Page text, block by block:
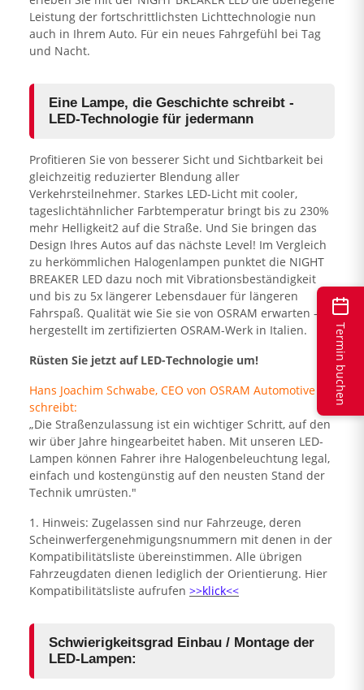
Leistung der fortschrittlichsten Lichttechnologie nun
auch in Ihrem Auto. Für ein neues Fahrgefühl bei Tag
und Nacht.
Eine Lampe, die Geschichte schreibt -
LED-Technologie für jedermann
Profitieren Sie von besserer Sicht und Sichtbarkeit bei
gleichzeitig reduzierter Blendung aller
Verkehrsteilnehmer. Starkes LED-Licht mit cooler,
tageslichtähnlicher Farbtemperatur bringt bis zu 230%
mehr Helligkeit2 auf die Straße. Und Sie bringen das
Design Ihres Autos auf das nächste Level! Im Vergleich
zu herkömmlichen Halogenlampen punktet die NIGHT
BREAKER LED dazu noch mit Vibrationsbeständigkeit
und bis zu 5x längerer Lebensdauer für längeren
Fahrspaß. Qualität wie Sie sie von OSRAM erwarten –
hergestellt im zertifizierten OSRAM-Werk in Italien.
Rüsten Sie jetzt auf LED-Technologie um!
Hans Joachim Schwabe, CEO von OSRAM Automotive
schreibt:
„Die Straßenzulassung ist ein wichtiger Schritt, auf den
wir über Jahre hingearbeitet haben. Mit unseren LED-
Lampen können Fahrer ihre Halogenbeleuchtung legal,
einfach und kostengünstig auf den neusten Stand der
Technik umrüsten."
1. Hinweis: Zugelassen sind nur Fahrzeuge, deren
Scheinwerfergenehmigungsnummern mit denen in der
Kompatibilitätsliste übereinstimmen. Alle übrigen
Fahrzeugdaten dienen lediglich der Orientierung. Hier
Kompatibilitätsliste aufrufen >>klick<<
Schwierigkeitsgrad Einbau / Montage der
LED-Lampen:
Termin buchen